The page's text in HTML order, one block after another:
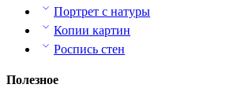
Портрет с натуры
Копии картин
Роспись стен
Полезное